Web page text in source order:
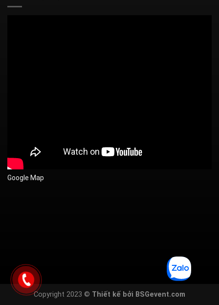
Google Map
Copyright 2023 © Thiết kế bởi BSGevent.com